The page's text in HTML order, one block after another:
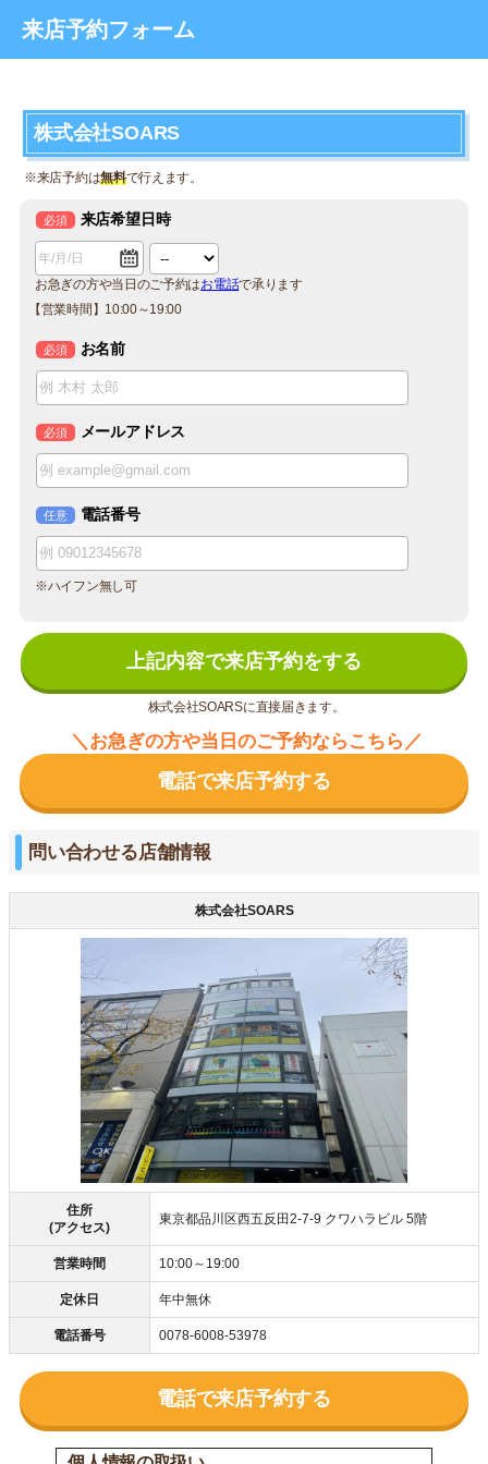
来店予約フォーム
株式会社SOARS
※来店予約は無料で行えます。
必須 来店希望日時
お急ぎの方や当日のご予約はお電話で承ります
【営業時間】10:00～19:00
必須 お名前
必須 メールアドレス
任意 電話番号
※ハイフン無し可
上記内容で来店予約をする
株式会社SOARSに直接届きます。
＼お急ぎの方や当日のご予約ならこちら／
電話で来店予約する
問い合わせる店舗情報
株式会社SOARS
住所
(アクセス)
東京都品川区西五反田2-7-9 クワハラビル 5階
営業時間 10:00～19:00
定休日 年中無休
電話番号 0078-6008-53978
電話で来店予約する